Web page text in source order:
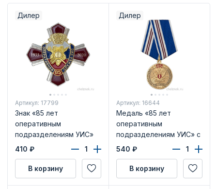
Дилер
Артикул: 17799
Знак «85 лет
оперативным
подразделениям УИС»
410 ₽
В корзину
Дилер
Артикул: 16644
Медаль «85 лет
оперативным
подразделениям УИС» с
бланком удостоверения
540 ₽
В корзину